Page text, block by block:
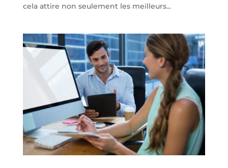
cela attire non seulement les meilleurs...